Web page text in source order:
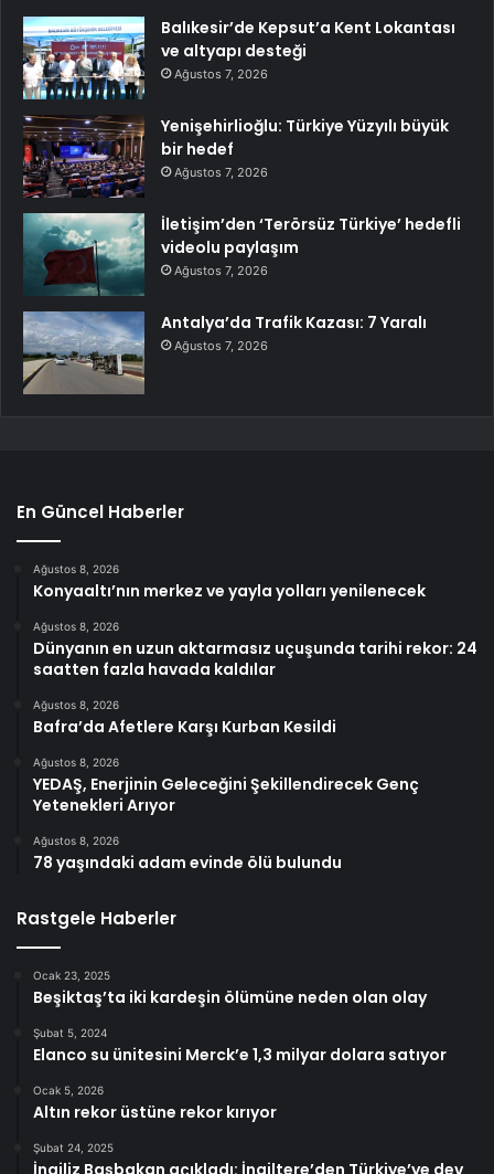
Balıkesir’de Kepsut’a Kent Lokantası
ve altyapı desteği
Ağustos 7, 2026
Yenişehirlioğlu: Türkiye Yüzyılı büyük
bir hedef
Ağustos 7, 2026
İletişim’den ‘Terörsüz Türkiye’ hedefli
videolu paylaşım
Ağustos 7, 2026
Antalya’da Trafik Kazası: 7 Yaralı
Ağustos 7, 2026
En Güncel Haberler
Ağustos 8, 2026
Konyaaltı’nın merkez ve yayla yolları yenilenecek
Ağustos 8, 2026
Dünyanın en uzun aktarmasız uçuşunda tarihi rekor: 24
saatten fazla havada kaldılar
Ağustos 8, 2026
Bafra’da Afetlere Karşı Kurban Kesildi
Ağustos 8, 2026
YEDAŞ, Enerjinin Geleceğini Şekillendirecek Genç
Yetenekleri Arıyor
Ağustos 8, 2026
78 yaşındaki adam evinde ölü bulundu
Rastgele Haberler
Ocak 23, 2025
Beşiktaş’ta iki kardeşin ölümüne neden olan olay
Şubat 5, 2024
Elanco su ünitesini Merck’e 1,3 milyar dolara satıyor
Ocak 5, 2026
Altın rekor üstüne rekor kırıyor
Şubat 24, 2025
İngiliz Başbakan açıkladı: İngiltere’den Türkiye’ye dev